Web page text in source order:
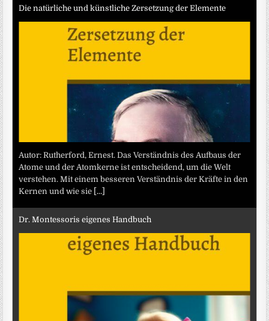
Die natürliche und künstliche Zersetzung der Elemente
Autor: Rutherford, Ernest. Das Verständnis des Aufbaus der
Atome und der Atomkerne ist entscheidend, um die Welt
verstehen. Mit einem besseren Verständnis der Kräfte in den
Kernen und wie sie [...]
Dr. Montessoris eigenes Handbuch